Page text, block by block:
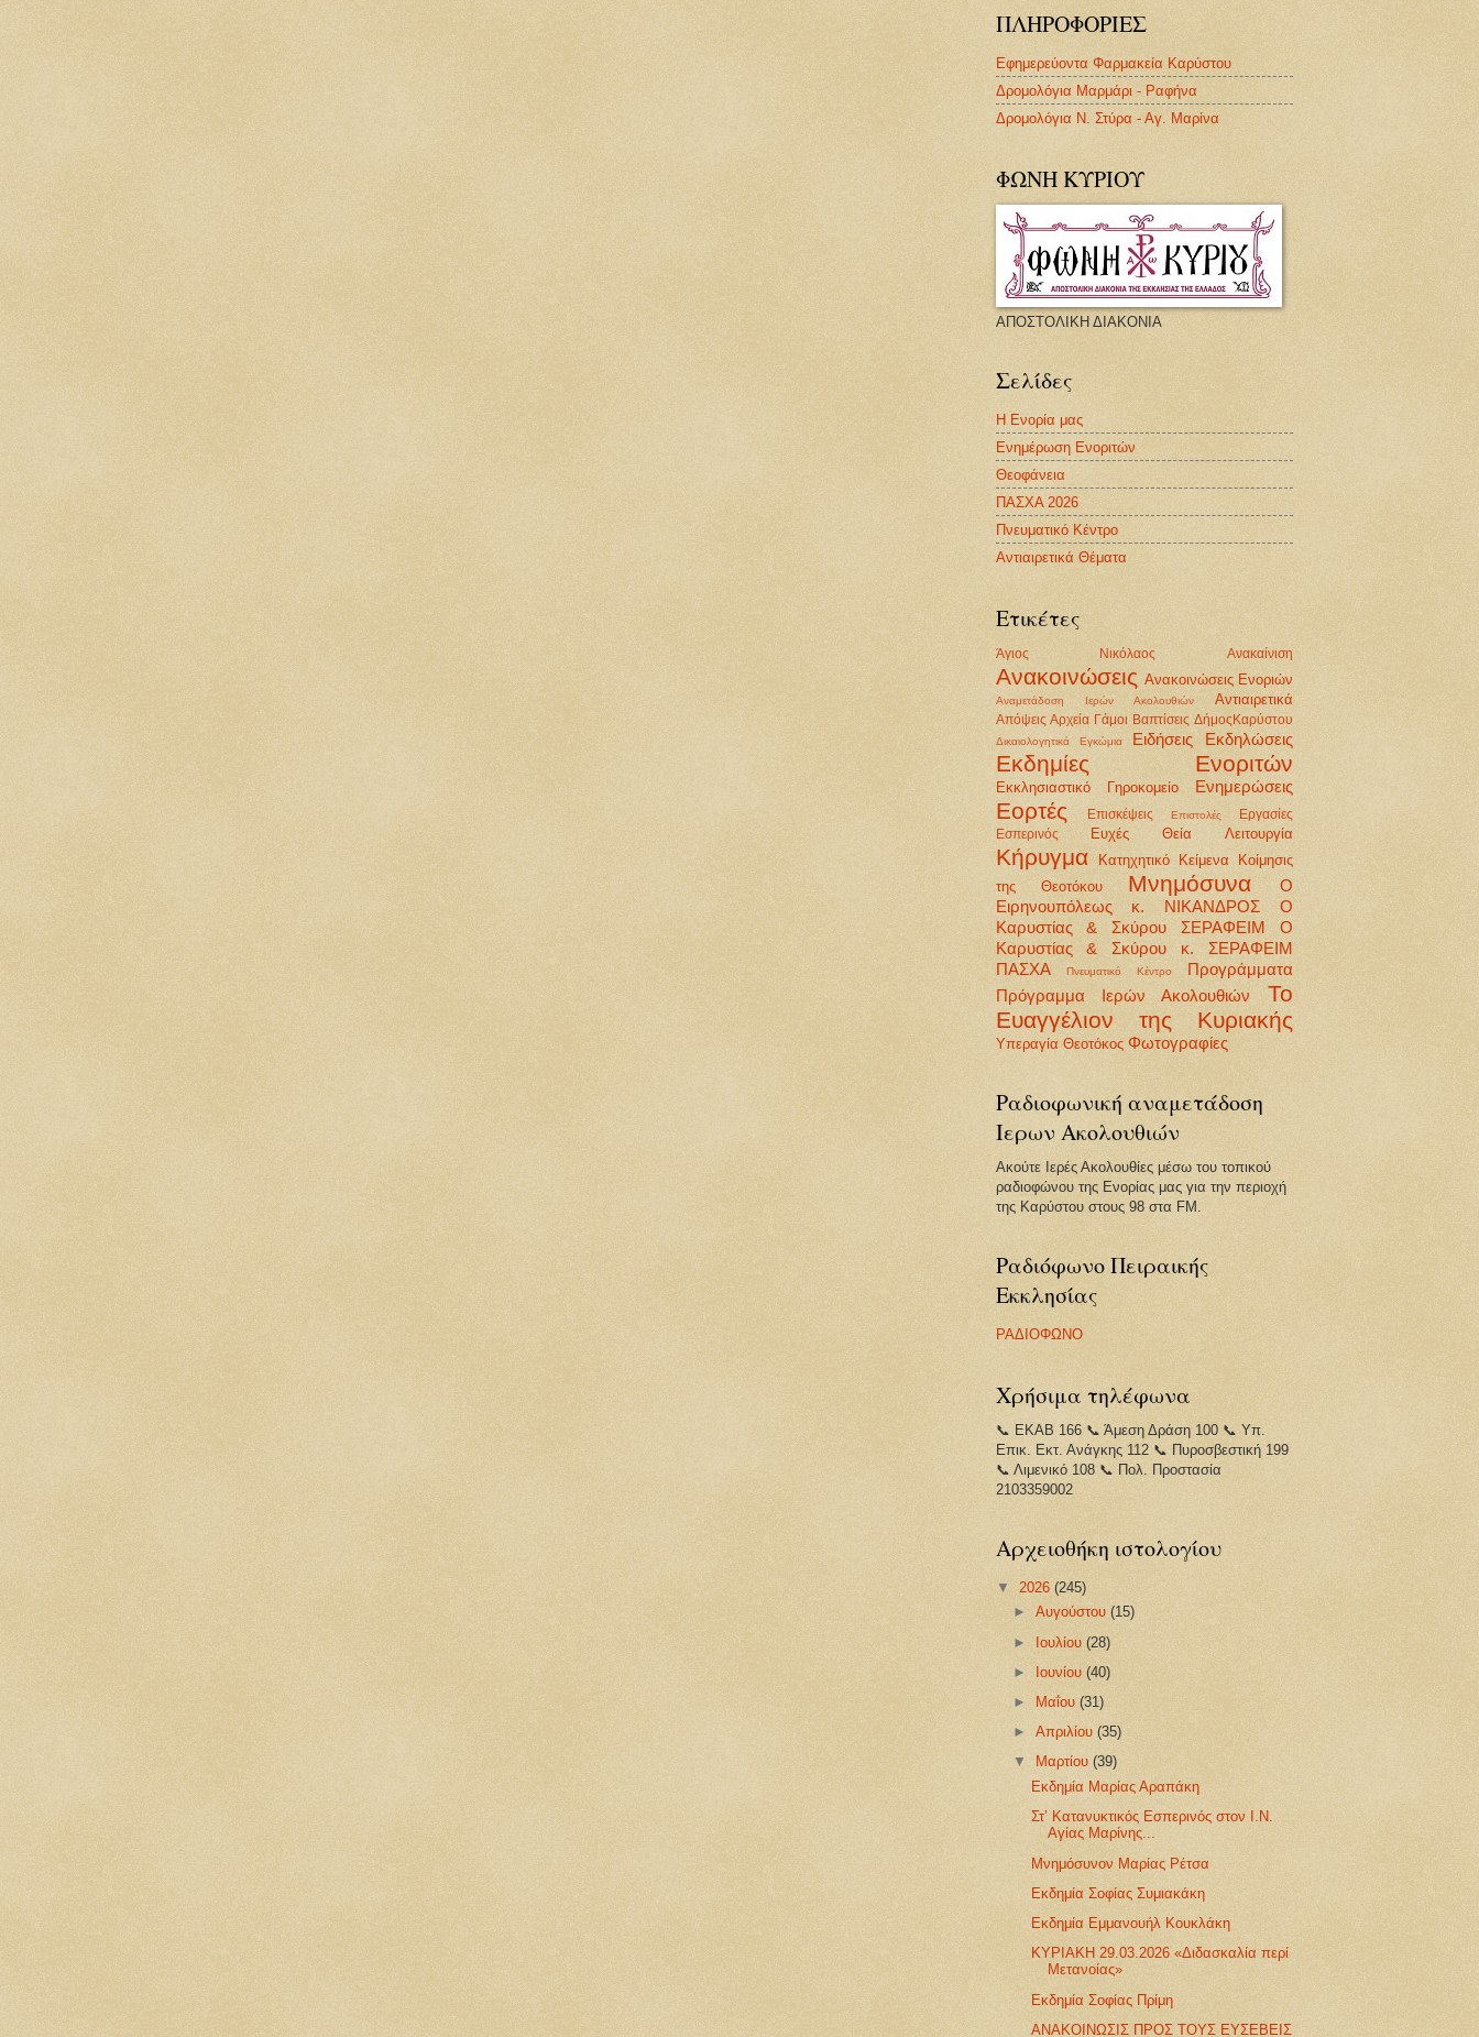
ΠΛΗΡΟΦΟΡΙΕΣ
Εφημερεύοντα Φαρμακεία Καρύστου
Δρομολόγια Μαρμάρι - Ραφήνα
Δρομολόγια Ν. Στύρα - Αγ. Μαρίνα
ΦΩΝΗ ΚΥΡΙΟΥ
ΑΠΟΣΤΟΛΙΚΗ ΔΙΑΚΟΝΙΑ
Σελίδες
Η Ενορία μας
Ενημέρωση Ενοριτών
Θεοφάνεια
ΠΑΣΧΑ 2026
Πνευματικό Κέντρο
Αντιαιρετικά Θέματα
Ετικέτες
Άγιος Νικόλαος Ανακαίνιση
Ανακοινώσεις Ανακοινώσεις Ενοριών
Αναμετάδοση Ιερών Ακολουθιών Αντιαιρετικά
Απόψεις Αρχεία Γάμοι Βαπτίσεις ΔήμοςΚαρύστου
Δικαιολογητικά Εγκώμια Ειδήσεις Εκδηλώσεις
Εκδημίες Ενοριτών
Εκκλησιαστικό Γηροκομείο Ενημερώσεις
Εορτές Επισκέψεις Επιστολές
Εργασίες
Εσπερινός
Ευχές Θεία Λειτουργία
Κήρυγμα Κατηχητικό Κείμενα
Κοίμησις
της Θεοτόκου
Μνημόσυνα
Ο
Ειρηνουπόλεως κ. ΝΙΚΑΝΔΡΟΣ
Ο
Καρυστίας & Σκύρου ΣΕΡΑΦΕΙΜ
Ο
Καρυστίας & Σκύρου κ. ΣΕΡΑΦΕΙΜ
ΠΑΣΧΑ
Πνευματικό Κέντρο
Προγράμματα
Πρόγραμμα Ιερών Ακολουθιών
Το
Ευαγγέλιον της Κυριακής
Υπεραγία Θεοτόκος Φωτογραφίες
Ραδιοφωνική αναμετάδοση
Ιερων Ακολουθιών
Ακούτε Ιερές Ακολουθίες μέσω του τοπικού
ραδιοφώνου της Ενορίας μας για την περιοχή
της Καρύστου στους 98 στα FM.
Ραδιόφωνο Πειραικής
Εκκλησίας
ΡΑΔΙΟΦΩΝΟ
Χρήσιμα τηλέφωνα
📞 ΕΚΑΒ 166 📞 Άμεση Δράση 100 📞 Υπ.
Επικ. Εκτ. Ανάγκης 112 📞 Πυροσβεστική 199
📞 Λιμενικό 108 📞 Πολ. Προστασία
2103359002
Αρχειοθήκη ιστολογίου
▼ 2026 (245)
► Αυγούστου (15)
► Ιουλίου (28)
►
Ιουνίου (40)
►
Μαΐου (31)
► Απριλίου (35)
▼
Μαρτίου (39)
Εκδημία Μαρίας Αραπάκη
Στ’ Κατανυκτικός Εσπερινός στον Ι.Ν.
Αγίας Μαρίνης...
Μνημόσυνον Μαρίας Ρέτσα
Εκδημία Σοφίας Συμιακάκη
Εκδημία Εμμανουήλ Κουκλάκη
ΚΥΡΙΑΚΗ 29.03.2026 «Διδασκαλία περί
Μετανοίας»
Εκδημία Σοφίας Πρίμη
ΑΝΑΚΟΙΝΩΣΙΣ ΠΡΟΣ ΤΟΥΣ ΕΥΣΕΒΕΙΣ